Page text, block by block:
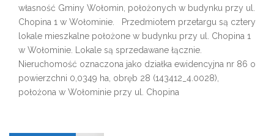
własność Gminy Wołomin, położonych w budynku przy ul.
Chopina 1 w Wołominie. Przedmiotem przetargu są cztery
lokale mieszkalne położone w budynku przy ul. Chopina 1
w Wołominie. Lokale są sprzedawane łącznie.
Nieruchomość oznaczona jako działka ewidencyjna nr 86 o
powierzchni 0,0349 ha, obręb 28 (143412_4.0028),
położona w Wołominie przy ul. Chopina